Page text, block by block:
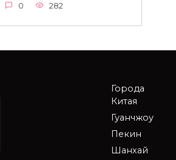
0 282
Города
Китая
Гуанчжоу
Пекин
Шанхай